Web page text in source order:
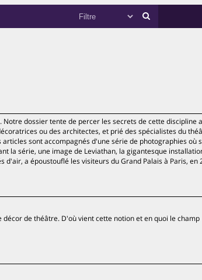
dossier tente de percer les secrets de cette discipline
ou des architectes, et prié des spécialistes du
sont accompagnés d'une série de photographies où
la série, une image de Leviathan, la gigantesque
d'air, a époustouflé les visiteurs du Grand Palais à Paris, en
de théâtre. D'où vient cette notion et en quoi le champ